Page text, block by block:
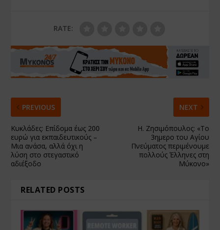
RATE:
PREVIOUS
Κυκλάδες: Επίδομα έως 200
ευρώ για εκπαιδευτικούς –
Μια ανάσα, αλλά όχι η
λύση στο στεγαστικό
αδιέξοδο
NEXT
Η. Ζησιμόπουλος: «Το
3ημερο του Αγίου
Πνεύματος περιμένουμε
πολλούς Έλληνες στη
Μύκονο»
RELATED POSTS